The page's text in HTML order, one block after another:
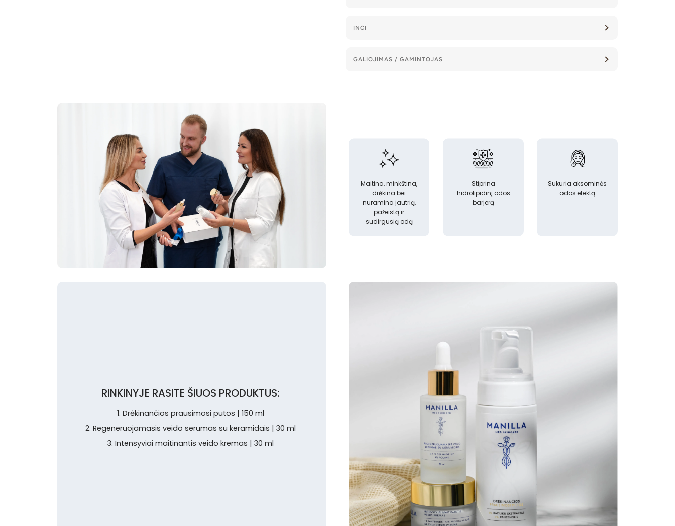
INCI
GALIOJIMAS / GAMINTOJAS
Maitina, minkština,
drėkina bei
nuramina jautrią,
pažeistą ir
sudirgusią odą
Stiprina
hidrolipidinį odos
barjerą
Sukuria aksominės
odos efektą
RINKINYJE RASITE ŠIUOS PRODUKTUS:
1. Drėkinančios prausimosi putos | 150 ml
2. Regeneruojamasis veido serumas su keramidais | 30 ml
3. Intensyviai maitinantis veido kremas | 30 ml